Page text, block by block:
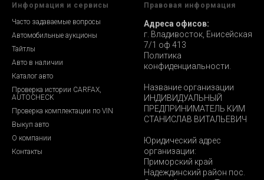
Информация и сервисы
Часто задаваемые вопросы
Автомобильные аукционы
Тайтлы
Авто в наличии
Каталог авто
Проверка истории CARFAX,
AUTOCHECK
Проверка комплектации по VIN
Выкуп авто
О компании
Контакты
Правовая информация
Адреса офисов:
г. Владивосток, Енисейская
7/1 оф 413
Политика
конфиденциальности.
Название организации
ИНДИВИДУАЛЬНЫЙ
ПРЕДПРИНИМАТЕЛЬ КИМ
СТАНИСЛАВ ВИТАЛЬЕВИЧ
Юридический адрес
организации:
Приморский край
Надеждинский район пос.